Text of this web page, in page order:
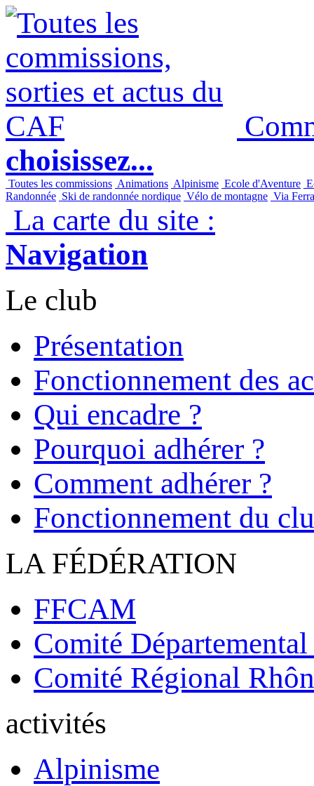
choisissez...
Toutes les commissions Animations Alpinisme Ecole d'Aventure
Randonnée Ski de randonnée nordique Vélo de montagne Via
La carte du site :
Navigation
Le club
Présentation
Fonctionnement des
Qui encadre ?
Pourquoi adhérer ?
Comment adhérer ?
Fonctionnement du
LA FÉDÉRATION
FFCAM
Comité
Comité Régional
activités
Alpinisme